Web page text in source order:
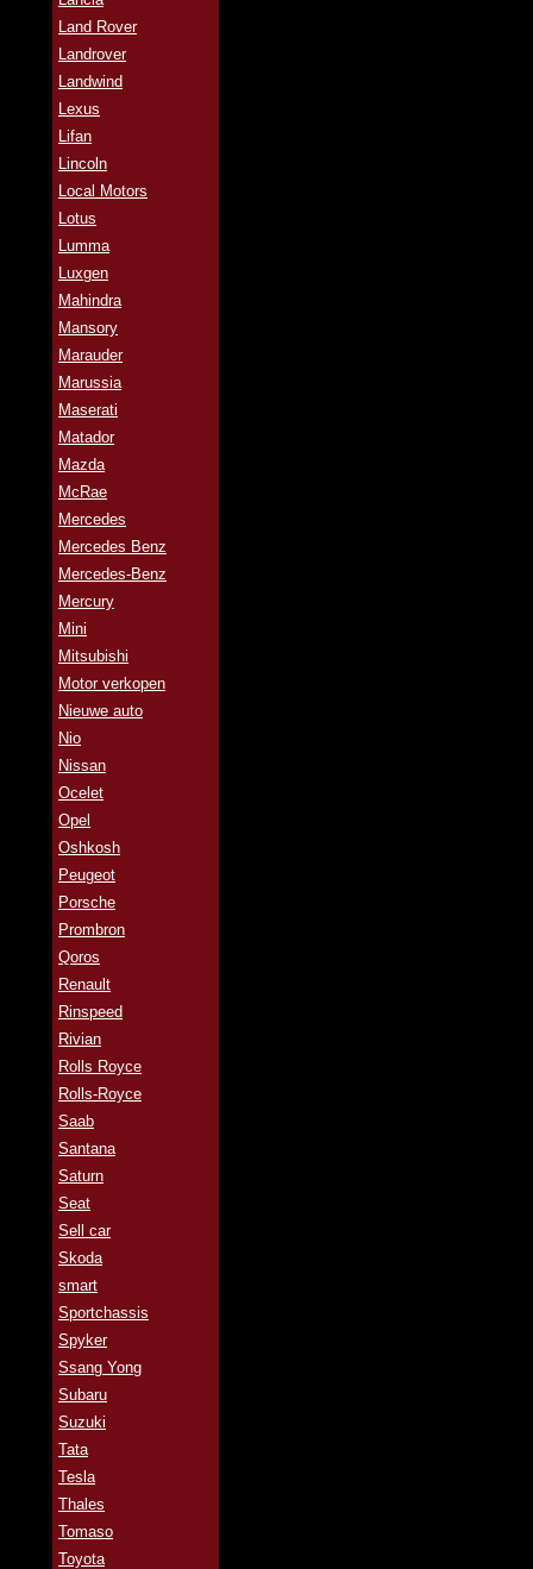
Land Rover
Landrover
Landwind
Lexus
Lifan
Lincoln
Local Motors
Lotus
Lumma
Luxgen
Mahindra
Mansory
Marauder
Marussia
Maserati
Matador
Mazda
McRae
Mercedes
Mercedes Benz
Mercedes-Benz
Mercury
Mini
Mitsubishi
Motor verkopen
Nieuwe auto
Nio
Nissan
Ocelet
Opel
Oshkosh
Peugeot
Porsche
Prombron
Qoros
Renault
Rinspeed
Rivian
Rolls Royce
Rolls-Royce
Saab
Santana
Saturn
Seat
Sell car
Skoda
smart
Sportchassis
Spyker
Ssang Yong
Subaru
Suzuki
Tata
Tesla
Thales
Tomaso
Toyota